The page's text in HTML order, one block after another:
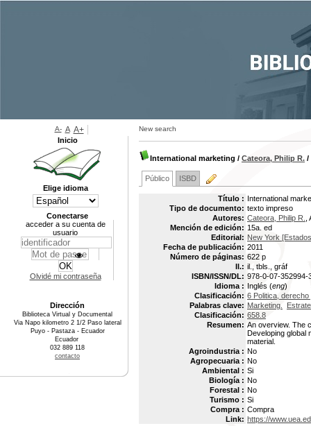
New search
International marketing / Cateora, Philip R. /
Público ISBD
Título : International
Tipo de documento: texto impreso
Autores: Cateora, Philip R.
Mención de edición: 15a. ed
Editorial: New York
Fecha de publicación: 2011
Número de páginas: 622 p
Il.: il., tbls., gráf
ISBN/ISSN/DL: 978-0-07-352994-
Idioma : Inglés (eng)
Clasificación: 6 Politica,
Palabras clave: Marketing.
Clasificación: 658.8
Resumen: An overview. The
Developing global
material.
Agroindustria : No
Agropecuaria : No
Ambiental : Si
Biología : No
Forestal : No
Turismo : Si
Compra : Compra
Link: https://
A- A A+
Inicio
Elige idioma
Conectarse
acceder a su cuenta de
usuario
Olvidé mi contraseña
Dirección
Biblioteca Virtual y Documental
Via Napo kilometro 2 1/2 Paso lateral
Puyo - Pastaza - Ecuador
Ecuador
032 889 118
contacto